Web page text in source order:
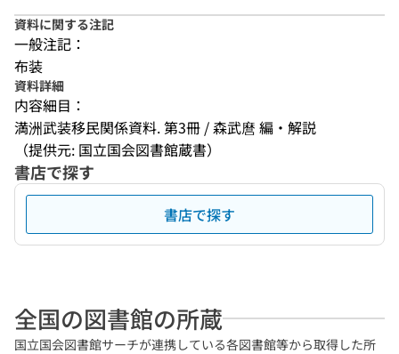
資料に関する注記
一般注記：
布装
資料詳細
内容細目：
満洲武装移民関係資料. 第3冊 / 森武麿 編・解説
（提供元: 国立国会図書館蔵書）
書店で探す
書店で探す
全国の図書館の所蔵
国立国会図書館サーチが連携している各図書館等から取得した所